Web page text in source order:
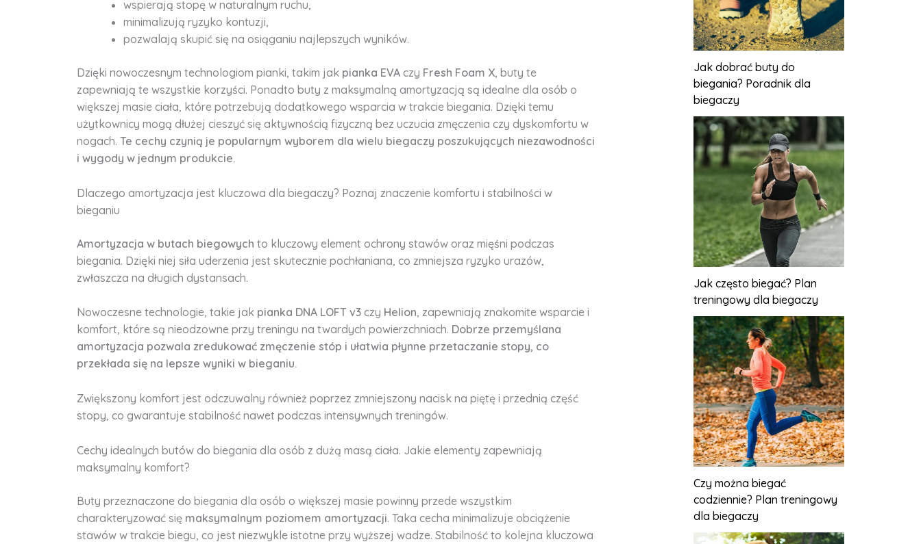
wspierają stopę w naturalnym ruchu,
minimalizują ryzyko kontuzji,
pozwalają skupić się na osiąganiu najlepszych wyników.
Dzięki nowoczesnym technologiom pianki, takim jak pianka EVA czy Fresh Foam X, buty te
zapewniają te wszystkie korzyści. Ponadto buty z maksymalną amortyzacją są idealne dla osób o
większej masie ciała, które potrzebują dodatkowego wsparcia w trakcie biegania. Dzięki temu
użytkownicy mogą dłużej cieszyć się aktywnością fizyczną bez uczucia zmęczenia czy dyskomfortu w
nogach. Te cechy czynią je popularnym wyborem dla wielu biegaczy poszukujących niezawodności
i wygody w jednym produkcie.
Dlaczego amortyzacja jest kluczowa dla biegaczy? Poznaj znaczenie komfortu i stabilności w
bieganiu
Amortyzacja w butach biegowych to kluczowy element ochrony stawów oraz mięśni podczas
biegania. Dzięki niej siła uderzenia jest skutecznie pochłaniana, co zmniejsza ryzyko urazów,
zwłaszcza na długich dystansach.
Nowoczesne technologie, takie jak pianka DNA LOFT v3 czy Helion, zapewniają znakomite wsparcie i
komfort, które są nieodzowne przy treningu na twardych powierzchniach. Dobrze przemyślana
amortyzacja pozwala zredukować zmęczenie stóp i ułatwia płynne przetaczanie stopy, co
przekłada się na lepsze wyniki w bieganiu.
Zwiększony komfort jest odczuwalny również poprzez zmniejszony nacisk na piętę i przednią część
stopy, co gwarantuje stabilność nawet podczas intensywnych treningów.
Cechy idealnych butów do biegania dla osób z dużą masą ciała. Jakie elementy zapewniają
maksymalny komfort?
Buty przeznaczone do biegania dla osób o większej masie powinny przede wszystkim
charakteryzować się maksymalnym poziomem amortyzacji. Taka cecha minimalizuje obciążenie
stawów w trakcie biegu, co jest niezwykle istotne przy wyższej wadze. Stabilność to kolejna kluczowa
Jak dobrać buty do
biegania? Poradnik dla
biegaczy
Jak często biegać? Plan
treningowy dla biegaczy
Czy można biegać
codziennie? Plan treningowy
dla biegaczy